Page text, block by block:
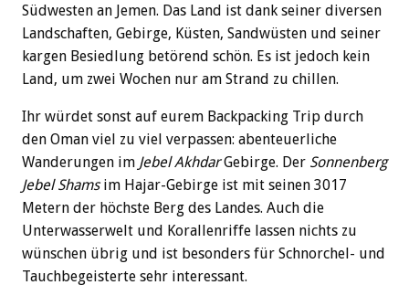
Südwesten an Jemen. Das Land ist dank seiner diversen
Landschaften, Gebirge, Küsten, Sandwüsten und seiner
kargen Besiedlung betörend schön. Es ist jedoch kein
Land, um zwei Wochen nur am Strand zu chillen.
Ihr würdet sonst auf eurem Backpacking Trip durch
den Oman viel zu viel verpassen: abenteuerliche
Wanderungen im Jebel AkhdarGebirge. Der Sonnenberg
Jebel Shamsim Hajar-Gebirge ist mit seinen 3017
Metern der höchste Berg des Landes. Auch die
Unterwasserwelt und Korallenriffe lassen nichts zu
wünschen übrig und ist besonders für Schnorchel- und
Tauchbegeisterte sehr interessant.